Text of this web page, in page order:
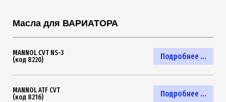
Масла для ВАРИАТОРА
Подробнее ...
MANNOL CVT NS-3
(код 8220)
Подробнее ...
MANNOL ATF CVT
(код 8216)